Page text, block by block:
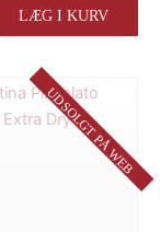
LÆG I KURV
UDSOLGT PÅ WEB